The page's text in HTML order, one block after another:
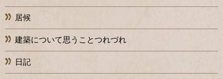
居候
建築について思うことつれづれ
日記